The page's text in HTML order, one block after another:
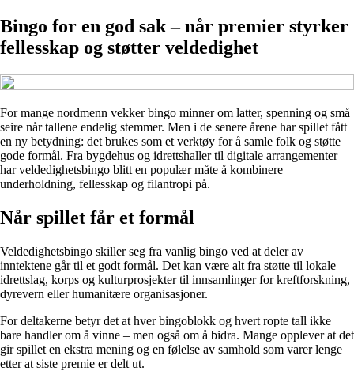
Bingo for en god sak – når premier styrker
fellesskap og støtter veldedighet
For mange nordmenn vekker bingo minner om latter, spenning og små
seire når tallene endelig stemmer. Men i de senere årene har spillet fått
en ny betydning: det brukes som et verktøy for å samle folk og støtte
gode formål. Fra bygdehus og idrettshaller til digitale arrangementer
har veldedighetsbingo blitt en populær måte å kombinere
underholdning, fellesskap og filantropi på.
Når spillet får et formål
Veldedighetsbingo skiller seg fra vanlig bingo ved at deler av
inntektene går til et godt formål. Det kan være alt fra støtte til lokale
idrettslag, korps og kulturprosjekter til innsamlinger for kreftforskning,
dyrevern eller humanitære organisasjoner.
For deltakerne betyr det at hver bingoblokk og hvert ropte tall ikke
bare handler om å vinne – men også om å bidra. Mange opplever at det
gir spillet en ekstra mening og en følelse av samhold som varer lenge
etter at siste premie er delt ut.